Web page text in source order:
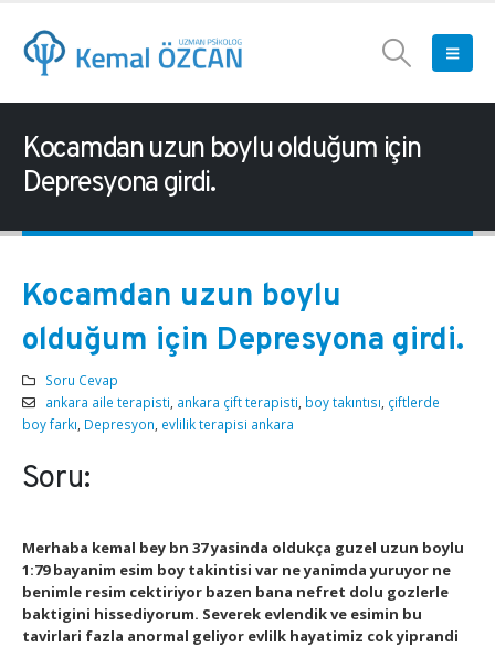
Kocamdan uzun boylu olduğum için
Depresyona girdi.
Kocamdan uzun boylu
olduğum için Depresyona girdi.
Soru Cevap
ankara aile terapisti ankara çift terapisti boy takıntısı çiftlerde
boy farkı Depresyon evlilik terapisi ankara
Soru:
Merhaba kemal bey bn 37 yasinda oldukça guzel uzun boylu
1:79 bayanim esim boy takintisi var ne yanimda yuruyor ne
benimle resim cektiriyor bazen bana nefret dolu gozlerle
baktigini hissediyorum. Severek evlendik ve esimin bu
tavirlari fazla anormal geliyor evlilk hayatimiz cok yiprandi